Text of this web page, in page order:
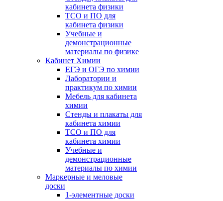
кабинета физики
ТСО и ПО для
кабинета физики
Учебные и
демонстрационные
материалы по физике
Кабинет Химии
ЕГЭ и ОГЭ по химии
Лаборатории и
практикум по химии
Мебель для кабинета
химии
Стенды и плакаты для
кабинета химии
ТСО и ПО для
кабинета химии
Учебные и
демонстрационные
материалы по химии
Маркерные и меловые
доски
1-элементные доски